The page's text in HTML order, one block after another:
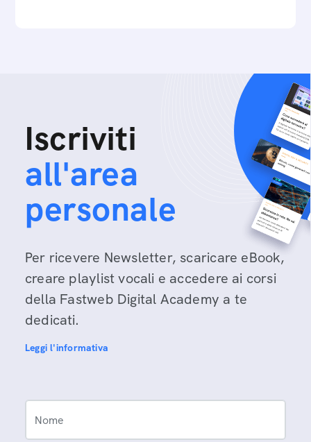
Iscriviti
all'area
personale
Per ricevere Newsletter, scaricare eBook,
creare playlist vocali e accedere ai corsi
della Fastweb Digital Academy a te
dedicati.
Leggi l'informativa
Nome